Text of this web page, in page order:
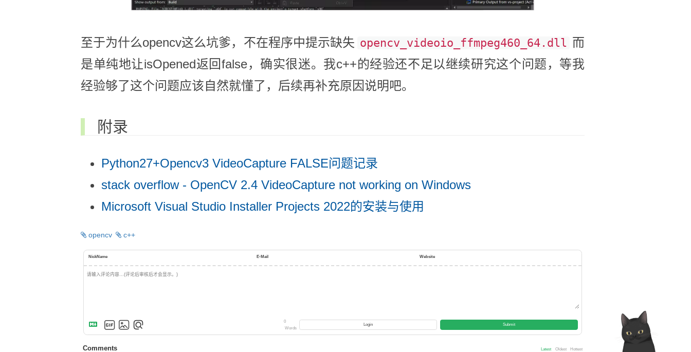
至于为什么opencv这么坑爹，不在程序中提示缺失 opencv_videoio_ffmpeg460_64.dll 而
是单纯地让isOpened返回false，确实很迷。我c++的经验还不足以继续研究这个问题，等我
经验够了这个问题应该自然就懂了，后续再补充原因说明吧。
附录
Python27+Opencv3 VideoCapture FALSE问题记录
stack overflow - OpenCV 2.4 VideoCapture not working on Windows
Microsoft Visual Studio Installer Projects 2022的安装与使用
opencv c++
NickName E-Mail Website
0
Words
Login Submit
Comments Latest Oldest Hottest